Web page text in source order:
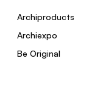
Archiproducts
Archiexpo
Be Original